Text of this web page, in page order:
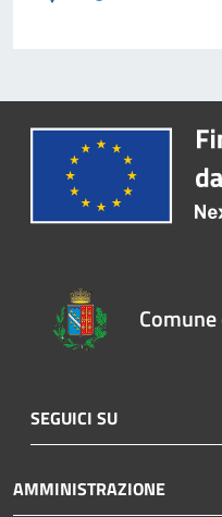
SEGUICI SU
AMMINISTRAZIONE